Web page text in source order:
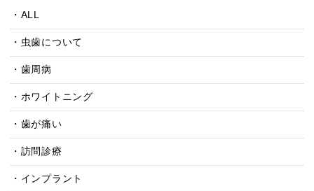
ALL
虫歯について
歯周病
ホワイトニング
歯が痛い
訪問診療
インプラント